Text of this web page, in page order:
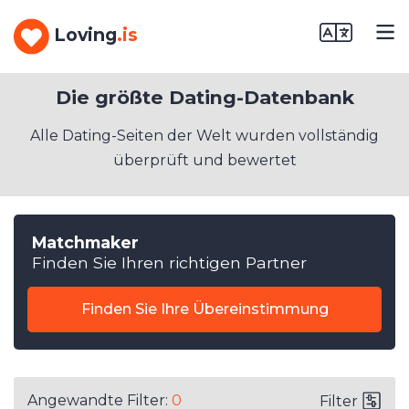
Loving.is
Die größte Dating-Datenbank
Alle Dating-Seiten der Welt wurden vollständig
überprüft und bewertet
Matchmaker
Finden Sie Ihren richtigen Partner
Finden Sie Ihre Übereinstimmung
Angewandte Filter: 0 Filter